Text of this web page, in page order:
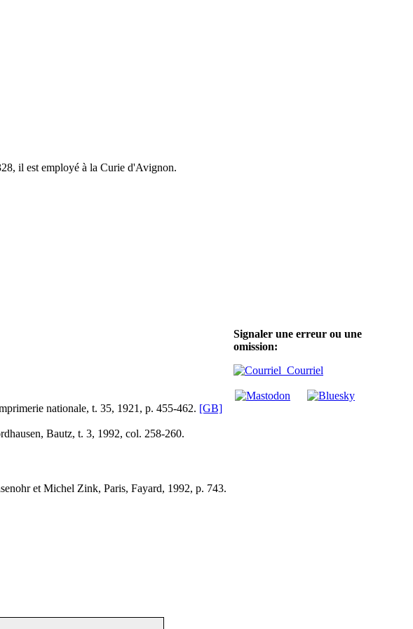
il est employé à la Curie d'Avignon.
nationale, t. 35, 1921, p. 455-462. [GB]
Bautz, t. 3, 1992, col. 258-260.
et Michel Zink, Paris, Fayard, 1992, p. 743.
Signaler une erreur ou une
omission:
Courriel